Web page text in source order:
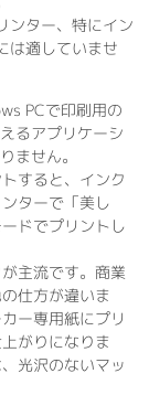
ンター、特にイン
は適していませ
PCで印刷用の
るアプリケーシ
ません。
すると、インク
ターで「美し
ドでプリントし
主流です。商業
仕方が違いま
ー専用紙にプリ
がりになりま
光沢のないマッ